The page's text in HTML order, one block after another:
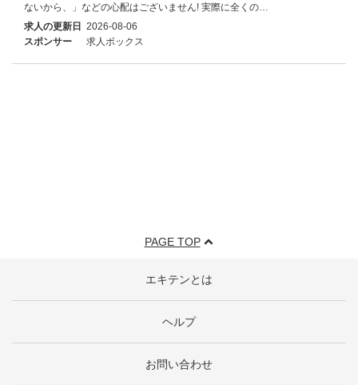
ないから、」などの心配はございません! 実際に全くの…
求人の更新日 2026-08-06
スポンサー
求人ボックス
PAGE TOP
エキテンとは
ヘルプ
お問い合わせ